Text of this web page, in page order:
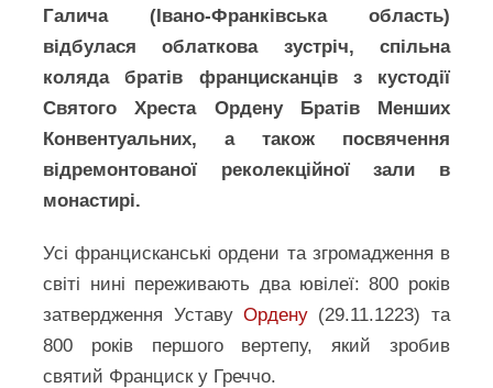
Галича (Івано-Франківська область)
відбулася облаткова зустріч, спільна
коляда братів францисканців з кустодії
Святого Хреста Ордену Братів Менших
Конвентуальних, а також посвячення
відремонтованої реколекційної зали в
монастирі.
Усі францисканські ордени та згромадження в
світі нині переживають два ювілеї: 800 років
затвердження Уставу Ордену (29.11.1223) та
800 років першого вертепу, який зробив
святий Франциск у Греччо.